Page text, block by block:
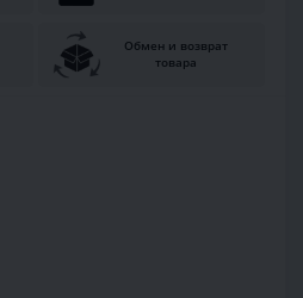
Обмен и возврат
товара